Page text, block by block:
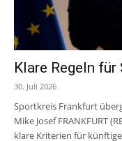
Klare Regeln
30. Juli 2026
Sportkreis Frankfurt
Mike Josef FRANKFURT
klare Kriterien für